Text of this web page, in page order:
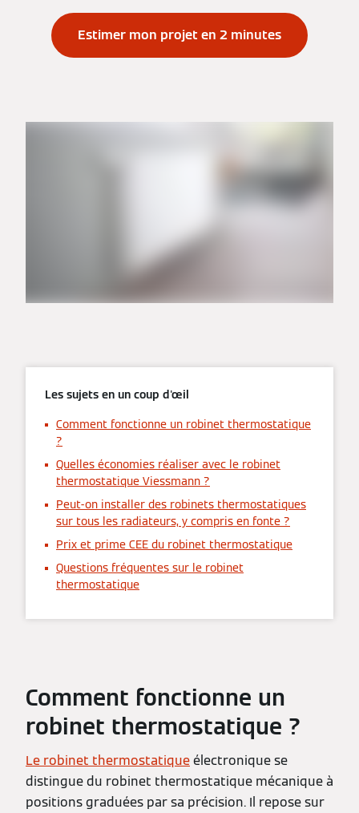
Estimer mon projet en 2 minutes
Les sujets en un coup d'œil
Comment fonctionne un robinet thermostatique
?
Quelles économies réaliser avec le robinet
thermostatique Viessmann ?
Peut-on installer des robinets thermostatiques
sur tous les radiateurs, y compris en fonte ?
Prix et prime CEE du robinet thermostatique
Questions fréquentes sur le robinet
thermostatique
Comment fonctionne un
robinet thermostatique ?
Le robinet thermostatiqueélectronique se
distingue du robinet thermostatique mécanique à
positions graduées par sa précision. Il repose sur